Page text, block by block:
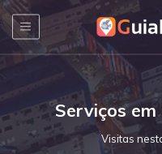
Serviços em
Visitas